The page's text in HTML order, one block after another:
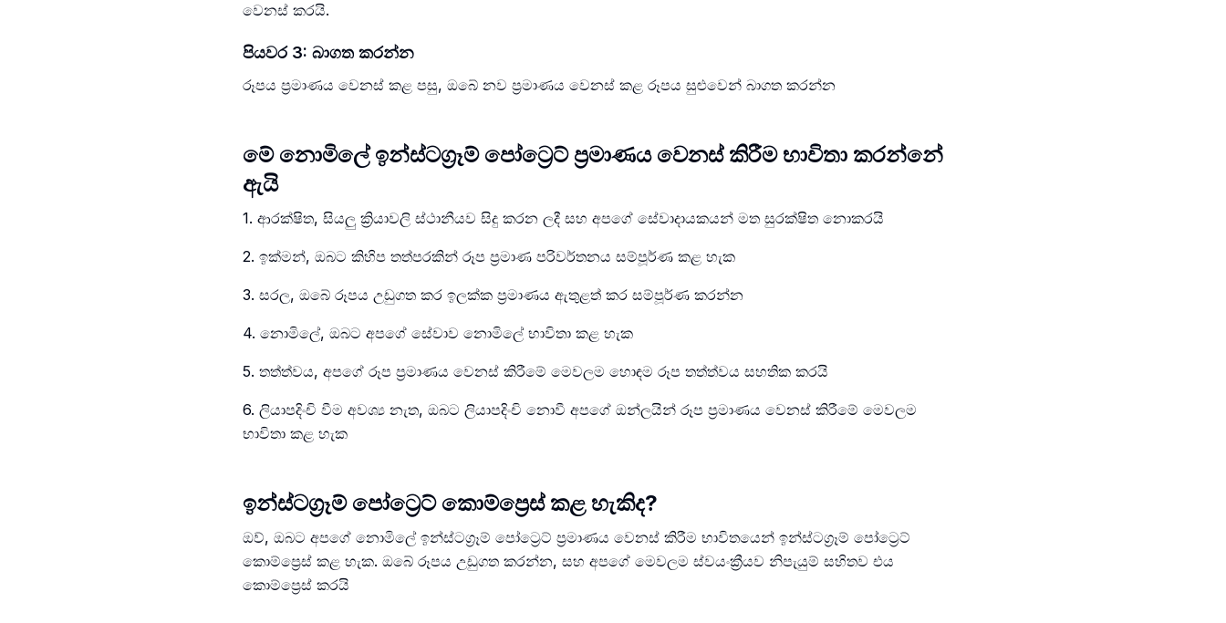
වෙනස් කරයි.
පියවර 3: බාගත කරන්න
රූපය ප්‍රමාණය වෙනස් කළ පසු, ඔබේ නව ප්‍රමාණය වෙනස් කළ රූපය සුළුවෙන් බාගත කරන්න
මේ නොමිලේ ඉන්ස්ටග්‍රෑම් පෝට්‍රෙට් ප්‍රමාණය වෙනස් කිරීම භාවිතා කරන්නේ
ඇයි
1. ආරක්ෂිත, සියලු ක්‍රියාවලි ස්ථානීයව සිදු කරන ලදී සහ අපගේ සේවාදායකයන් මත සුරක්ෂිත නොකරයි
2. ඉක්මන්, ඔබට කිහිප තත්පරකින් රූප ප්‍රමාණ පරිවර්තනය සම්පූර්ණ කළ හැක
3. සරල, ඔබේ රූපය උඩුගත කර ඉලක්ක ප්‍රමාණය ඇතුළත් කර සම්පූර්ණ කරන්න
4. නොමිලේ, ඔබට අපගේ සේවාව නොමිලේ භාවිතා කළ හැක
5. තත්ත්වය, අපගේ රූප ප්‍රමාණය වෙනස් කිරීමේ මෙවලම හොඳම රූප තත්ත්වය සහතික කරයි
6. ලියාපදිංචි වීම අවශ්‍ය නැත, ඔබට ලියාපදිංචි නොවී අපගේ ඔන්ලයින් රූප ප්‍රමාණය වෙනස් කිරීමේ මෙවලම
භාවිතා කළ හැක
ඉන්ස්ටග්‍රෑම් පෝට්‍රෙට් කොම්ප්‍රෙස් කළ හැකිද?
ඔව්, ඔබට අපගේ නොමිලේ ඉන්ස්ටග්‍රෑම් පෝට්‍රෙට් ප්‍රමාණය වෙනස් කිරීම භාවිතයෙන් ඉන්ස්ටග්‍රෑම් පෝට්‍රෙට්
කොම්ප්‍රෙස් කළ හැක. ඔබේ රූපය උඩුගත කරන්න, සහ අපගේ මෙවලම ස්වයංක්‍රීයව නිපැයුම් සහිතව එය
කොම්ප්‍රෙස් කරයි